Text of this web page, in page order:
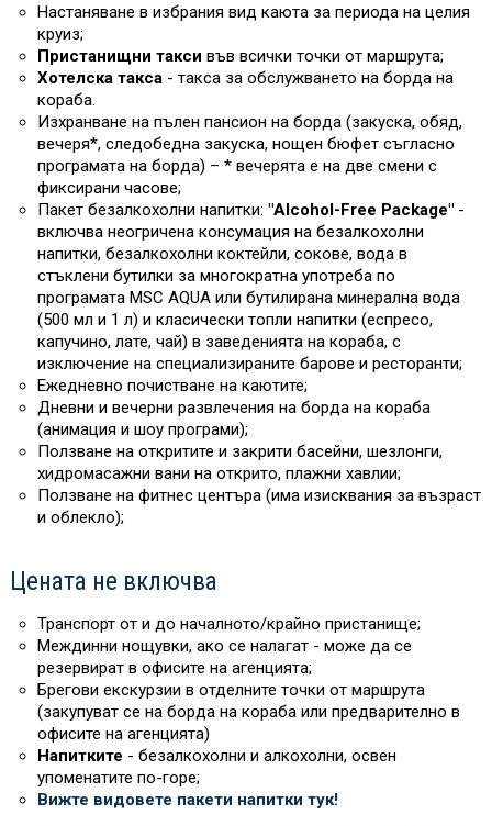
Настаняване в избрания вид каюта за периода на целия
круиз;
Пристанищни такси във всички точки от маршрута;
Хотелска такса - такса за обслужването на борда на
кораба.
Изхранване на пълен пансион на борда (закуска, обяд,
вечеря*, следобедна закуска, нощен бюфет съгласно
програмата на борда) – * вечерята е на две смени с
фиксирани часове;
Пакет безалкохолни напитки: "Alcohol-Free Package"-
включва неогричена консумация на безалкохолни
напитки, безалкохолни коктейли, сокове, вода в
стъклени бутилки за многократна употреба по
програмата MSC AQUA или бутилирана минерална вода
(500 мл и 1 л) и класически топли напитки (еспресо,
капучино, лате, чай) в заведенията на кораба, с
изключение на специализираните барове и ресторанти;
Ежедневно почистване на каютите;
Дневни и вечерни развлечения на борда на кораба
(анимация и шоу програми);
Ползване на откритите и закрити басейни, шезлонги,
хидромасажни вани на открито, плажни хавлии;
Ползване на фитнес центъра (има изисквания за възраст
и облекло);
Цената не включва
Транспорт от и до началното/крайно пристанище;
Междинни нощувки, ако се налагат - може да се
резервират в офисите на агенцията;
Брегови екскурзии в отделните точки от маршрута
(закупуват се на борда на кораба или предварително в
офисите на агенцията)
Напитките - безалкохолни и алкохолни, освен
упоменатите по-горе;
Вижте видовете пакети напитки тук!